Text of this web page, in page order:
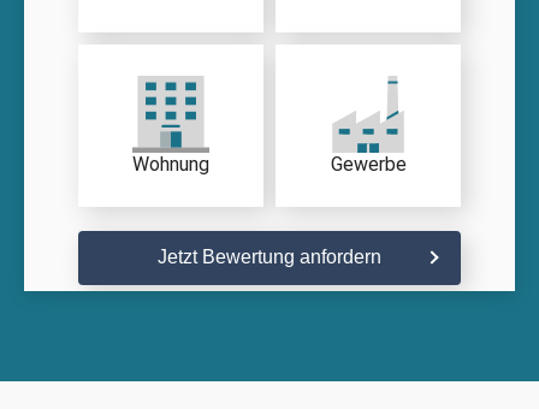
Wohnung Gewerbe
Jetzt Bewertung anfordern